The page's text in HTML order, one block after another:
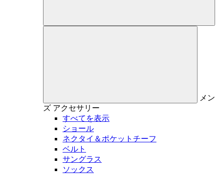
メン
ズ アクセサリー
すべてを表示
ショール
ネクタイ＆ポケットチーフ
ベルト
サングラス
ソックス